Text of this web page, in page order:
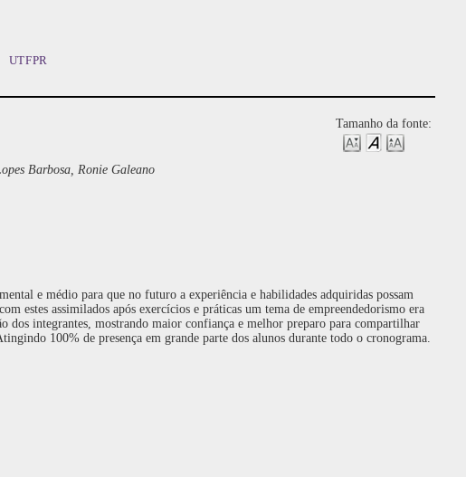
UTFPR
Tamanho da fonte:
Barbosa, Ronie Galeano
e médio para que no futuro a experiência e habilidades adquiridas possam
estes assimilados após exercícios e práticas um tema de empreendedorismo era
dos integrantes, mostrando maior confiança e melhor preparo para compartilhar
100% de presença em grande parte dos alunos durante todo o cronograma.